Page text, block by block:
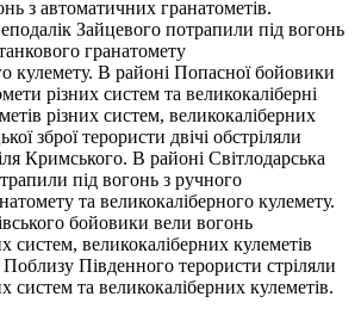
з автоматичних гранатометів.
Зайцевого потрапили під вогонь
гранатомету
кулемету. В районі Попасної бойовики
різних систем та великокаліберні
різних систем, великокаліберних
зброї терористи двічі обстріляли
Кримського. В районі Світлодарська
під вогонь з ручного
та великокаліберного кулемету.
бойовики вели вогонь
систем, великокаліберних кулеметів
Поблизу Південного терористи стріляли
систем та великокаліберних кулеметів.